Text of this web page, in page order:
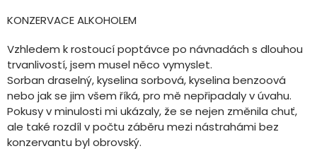
KONZERVACE ALKOHOLEM
Vzhledem k rostoucí poptávce po návnadách s dlouhou
trvanlivostí, jsem musel něco vymyslet.
Sorban draselný, kyselina sorbová, kyselina benzoová
nebo jak se jim všem říká, pro mě nepřipadaly v úvahu.
Pokusy v minulosti mi ukázaly, že se nejen změnila chuť,
ale také rozdíl v počtu záběru mezi nástrahámi bez
konzervantu byl obrovský.